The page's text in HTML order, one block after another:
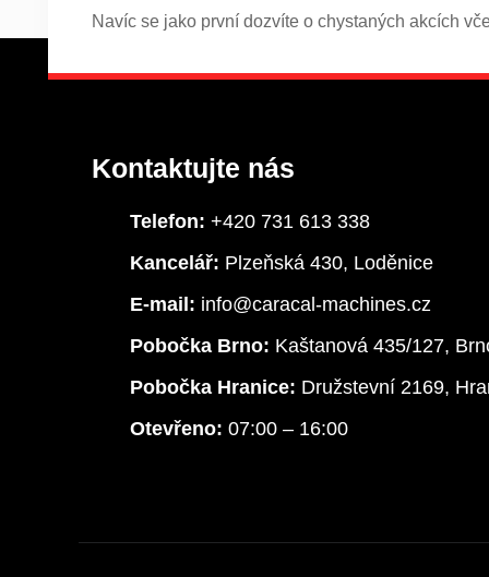
Navíc se jako první dozvíte o chystaných akcích
Kontaktujte nás
Telefon: +420 731 613 338
Kancelář: Plzeňská 430, Loděnice
E-mail: info@caracal-machines.cz
Pobočka Brno: Kaštanová 435/127,
Pobočka Hranice: Družstevní 2169,
Otevřeno: 07:00 – 16:00